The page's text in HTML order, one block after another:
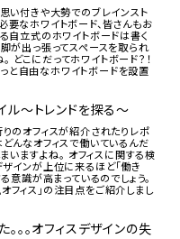
い付きや大勢でのブレインスト
なホワイトボード、皆さんもお
自立式のホワイトボードは書く
が出っ張ってスペースを取られ
どこにだってホワイトボード？！
と自由なホワイトボードを設置
ル～トレンドを探る～
のオフィスが紹介されたりレポ
んなオフィスで働いているんだ
まいますよね。 オフィスに関する検
インが上位に来るほど「働き
意識が高まっているのでしょう。
フィス」の注目点をご紹介しまし
。。オフィスデザインの失